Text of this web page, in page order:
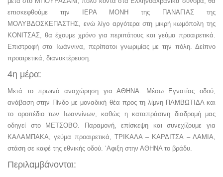
επισκεφθούμε την ΙΕΡΑ ΜΟΝΗ της ΠΑΝΑΓΙΑΣ της
ΜΟΛΥΒΔΟΣΚΕΠΑΣΤΗΣ, ενώ λίγο αργότερα στη μικρή κωμόπολη της
ΚΟΝΙΤΣΑΣ, θα έχουμε χρόνο για περιπάτους και γεύμα προαιρετικά.
Επιστροφή στα Ιωάννινα, περίπατοι γνωριμίας με την πόλη. Δείπνο
προαιρετικά, διανυκτέρευση.
4η μέρα:
Μετά το πρωινό αναχώρηση για ΑΘΗΝΑ. Μέσω Εγνατίας οδού,
ανάβαση στην Πίνδο με μοναδική θέα προς τη λίμνη ΠΑΜΒΩΤΙΔΑ και
το οροπέδιο των Ιωαννίνων, καθώς η καταπράσινη διαδρομή μας
οδηγεί στο ΜΕΤΣΟΒΟ. Παραμονή, επίσκεψη και συνεχίζουμε για
ΚΑΛΑΜΠΑΚΑ, γεύμα προαιρετικά, ΤΡΙΚΑΛΑ – ΚΑΡΔΙΤΣΑ – ΛΑΜΙΑ,
στάση σε καφέ της εθνικής οδού. ‘Αφιξη στην ΑΘΗΝΑ το βράδυ.
Περιλαμβάνονται: